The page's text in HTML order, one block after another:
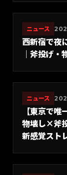
ニュース
西新宿で夜
｜斧投げ・
ニュース
【東京で
物壊し×斧
新感覚スト